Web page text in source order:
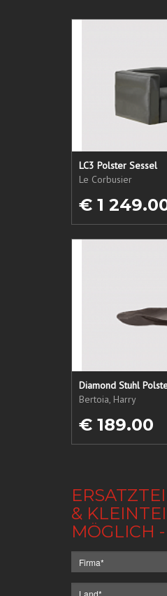
LC3 Polster Sessel
Le Corbusier
€ 1
Diamond Stuhl
Bertoia, Harry
€ 189.00
&
MÖGLICH